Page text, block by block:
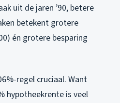
uit de jaren ’90, betere
betekent grotere
én grotere besparing
regel cruciaal. Want
hypotheekrente is veel